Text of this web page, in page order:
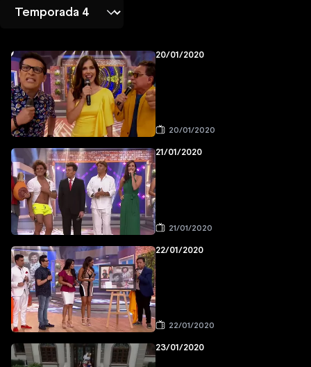
20/01/2020
20/01/2020
21/01/2020
21/01/2020
22/01/2020
22/01/2020
23/01/2020